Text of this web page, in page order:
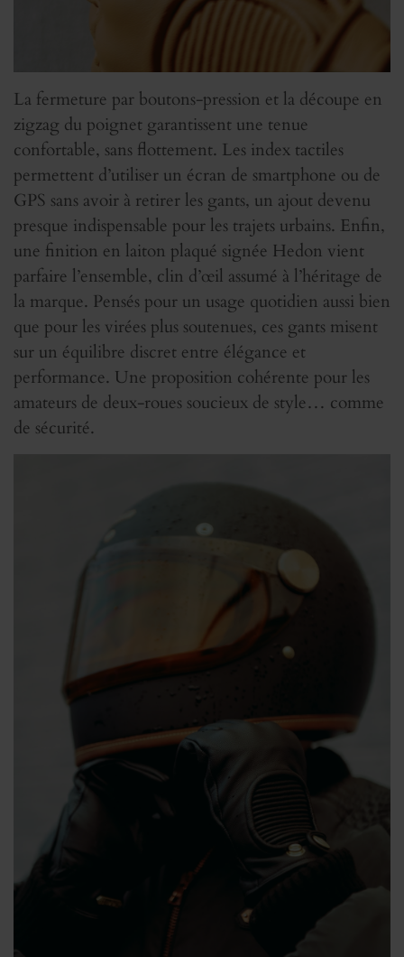
La fermeture par boutons-pression et la découpe en
zigzag du poignet garantissent une tenue
confortable, sans flottement. Les index tactiles
permettent d’utiliser un écran de smartphone ou de
GPS sans avoir à retirer les gants, un ajout devenu
presque indispensable pour les trajets urbains. Enfin,
une finition en laiton plaqué signée Hedon vient
parfaire l’ensemble, clin d’œil assumé à l’héritage de
la marque. Pensés pour un usage quotidien aussi bien
que pour les virées plus soutenues, ces gants misent
sur un équilibre discret entre élégance et
performance. Une proposition cohérente pour les
amateurs de deux-roues soucieux de style… comme
de sécurité.